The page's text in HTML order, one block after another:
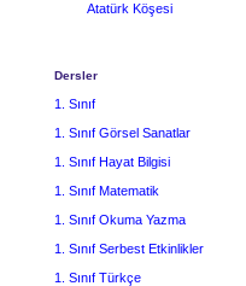
Atatürk Köşesi
Dersler
1. Sınıf
1. Sınıf Görsel Sanatlar
1. Sınıf Hayat Bilgisi
1. Sınıf Matematik
1. Sınıf Okuma Yazma
1. Sınıf Serbest Etkinlikler
1. Sınıf Türkçe